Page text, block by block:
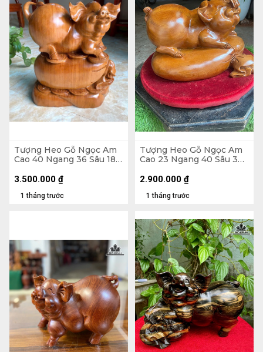
Tượng Heo Gỗ Ngọc Am
Cao 40 Ngang 36 Sâu 18
1 tháng trước
3.500.000 ₫
Tượng Heo Gỗ Ngọc Am
Cao 23 Ngang 40 Sâu 30
1 tháng trước
2.900.000 ₫